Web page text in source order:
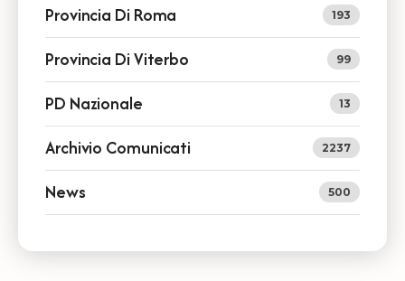
Provincia Di Roma 193
Provincia Di Viterbo 99
PD Nazionale 13
Archivio Comunicati 2237
News 500